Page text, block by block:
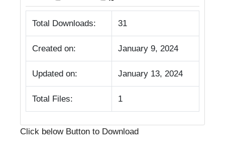
Total Downloads: 31
Created on: January 9, 2024
Updated on: January 13, 2024
Total Files: 1
Click below Button to Download